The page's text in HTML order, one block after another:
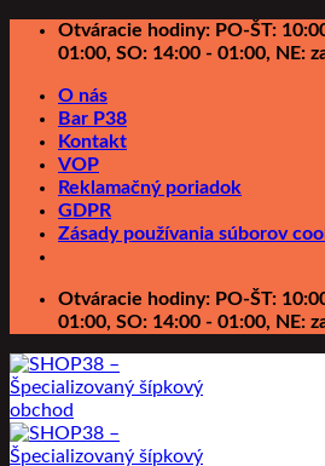
PreskočiťOtváracie hodiny: PO-ŠT:
01:00, SO: 14:00 - 01:00, NE:
O nás
Bar P38
Kontakt
VOP
Reklamačný poriadok
GDPR
Zásady používania súborov
Otváracie hodiny: PO-ŠT:
01:00, SO: 14:00 - 01:00, NE: